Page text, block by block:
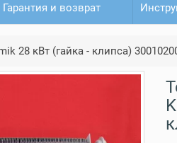
Гарантия и возврат
28 кВт (гайка - клипса)